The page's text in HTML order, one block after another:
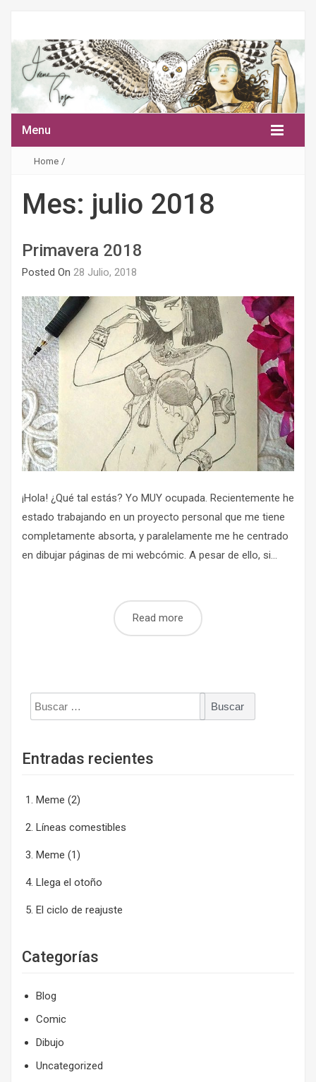
Menu
Home /
Mes: julio 2018
Primavera 2018
Posted On 28 Julio, 2018
¡Hola! ¿Qué tal estás? Yo MUY ocupada. Recientemente he
estado trabajando en un proyecto personal que me tiene
completamente absorta, y paralelamente me he centrado
en dibujar páginas de mi webcómic. A pesar de ello, si...
Read more
Buscar:
Entradas recientes
Meme (2)
Líneas comestibles
Meme (1)
Llega el otoño
El ciclo de reajuste
Categorías
Blog
Comic
Dibujo
Uncategorized